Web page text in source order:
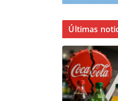
Últimas